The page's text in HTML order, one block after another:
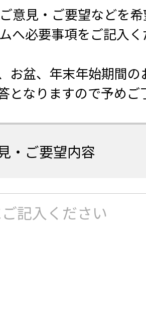
意見・ご要望などを
へ必要事項をご記入
お盆、年末年始期間の
となりますので予め
・ご要望内容